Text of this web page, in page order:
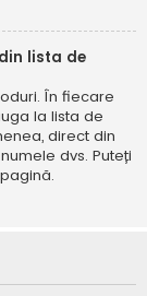
lista de
În fiecare
la lista de
direct din
dvs. Puteți